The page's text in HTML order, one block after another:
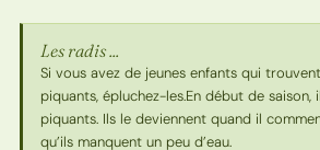
Les radis ...
Si vous avez de jeunes enfants qui
piquants, épluchez-les.En début de saison,
piquants. Ils le deviennent quand il
qu’ils manquent un peu d’eau.